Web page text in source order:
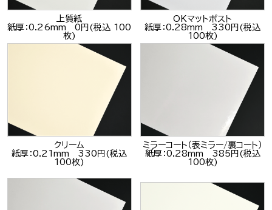
上質紙
紙厚：0.26mm 0円(税込 100
枚)
OKマットポスト
紙厚：0.28mm 330円(税込
100枚)
クリーム
紙厚：0.21mm 330円(税込
100枚)
ミラーコート（表ミラー/裏コート）
紙厚：0.28mm 385円(税込
100枚)